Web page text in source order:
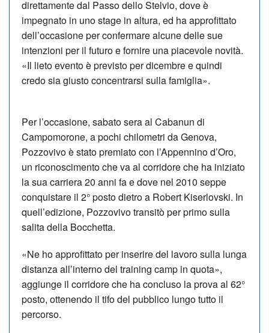
direttamente dal Passo dello Stelvio, dove è
impegnato in uno stage in altura, ed ha approfittato
dell’occasione per confermare alcune delle sue
intenzioni per il futuro e fornire una piacevole novità.
«Il lieto evento è previsto per dicembre e quindi
credo sia giusto concentrarsi sulla famiglia».
Per l’occasione, sabato sera al Cabanun di
Campomorone, a pochi chilometri da Genova,
Pozzovivo è stato premiato con l’Appennino d’Oro,
un riconoscimento che va al corridore che ha iniziato
la sua carriera 20 anni fa e dove nel 2010 seppe
conquistare il 2° posto dietro a Robert Kiserlovski. In
quell’edizione, Pozzovivo transitò per primo sulla
salita della Bocchetta.
«Ne ho approfittato per inserire del lavoro sulla lunga
distanza all’interno del training camp in quota»,
aggiunge il corridore che ha concluso la prova al 62°
posto, ottenendo il tifo del pubblico lungo tutto il
percorso.